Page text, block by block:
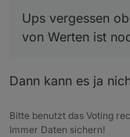
Ups vergessen
von Werten ist
Dann kann es ja
Bitte benutzt das Voting
Immer Daten sichern!